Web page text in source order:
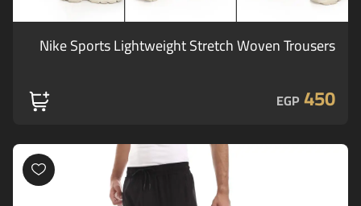
Nike Sports Lightweight Stretch Woven Trousers
450
EGP